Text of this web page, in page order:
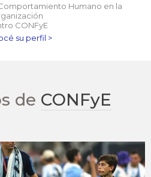
Humano en la
CONFyE
su perfil >
de CONFyE